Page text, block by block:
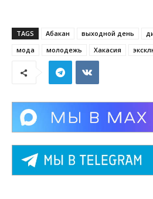
TAGS Абакан выходной день
мода
молодежь Хакасия